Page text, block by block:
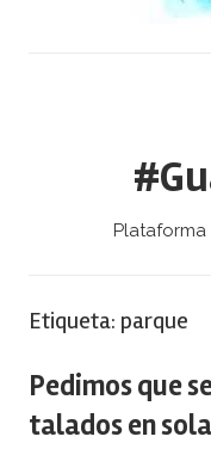
Plataforma
Etiqueta: parque
Pedimos que
talados en